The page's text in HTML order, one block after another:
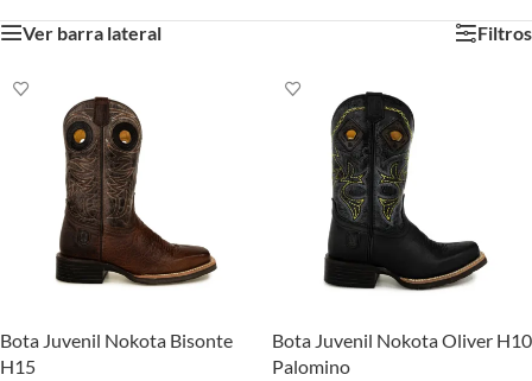
Ver barra lateral
Filtros
Bota Juvenil Nokota Bisonte
H15
Bota Juvenil Nokota Oliver H10
Palomino